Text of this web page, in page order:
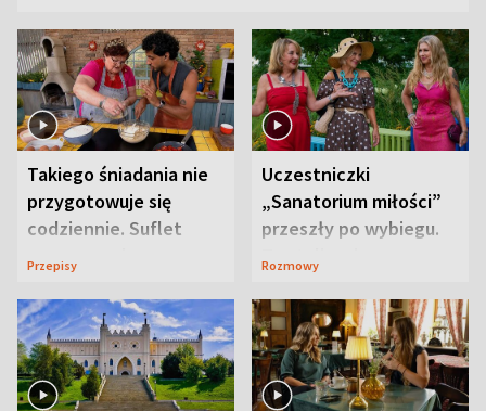
Takiego śniadania nie
przygotowuje się
codziennie. Suflet
serowy zachwyca
Przepisy
Uczestniczki
„Sanatorium miłości”
przeszły po wybiegu.
Te stylizacje
Rozmowy